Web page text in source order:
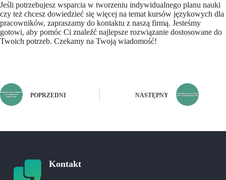
Jeśli potrzebujesz wsparcia w tworzeniu indywidualnego planu nauki
czy też chcesz dowiedzieć się więcej na temat kursów językowych dla
pracowników, zapraszamy do kontaktu z naszą firmą. Jesteśmy
gotowi, aby pomóc Ci znaleźć najlepsze rozwiązanie dostosowane do
Twoich potrzeb. Czekamy na Twoją wiadomość!
POPRZEDNI NASTĘPNY
Kontakt